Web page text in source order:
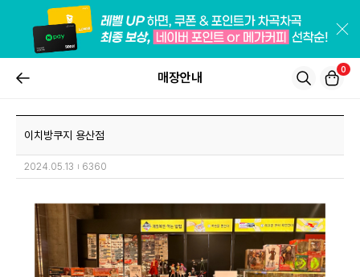
매장안내
0
이치방쿠지 용산점
2024.05.13 6360